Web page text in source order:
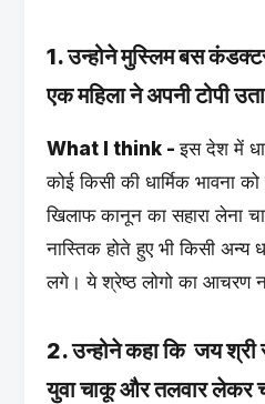
1. उन्होने मुस्लिम बस
एक महिला ने अपनी टोपी
What I think -इस देश में
कोई किसी की धार्मिक भावना
खिलाफ कानून का सहारा लेना
नास्तिक होते हुए भी किसी
लगे। ये श्रेष्ठ लोगो का आचरण
2. उन्होने कहा कि जय
युवा चाकू और तलवार